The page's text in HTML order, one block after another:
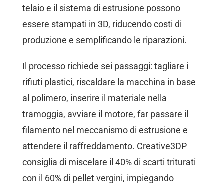
telaio e il sistema di estrusione possono
essere stampati in 3D, riducendo costi di
produzione e semplificando le riparazioni.
Il processo richiede sei passaggi: tagliare i
rifiuti plastici, riscaldare la macchina in base
al polimero, inserire il materiale nella
tramoggia, avviare il motore, far passare il
filamento nel meccanismo di estrusione e
attendere il raffreddamento. Creative3DP
consiglia di miscelare il 40% di scarti triturati
con il 60% di pellet vergini, impiegando